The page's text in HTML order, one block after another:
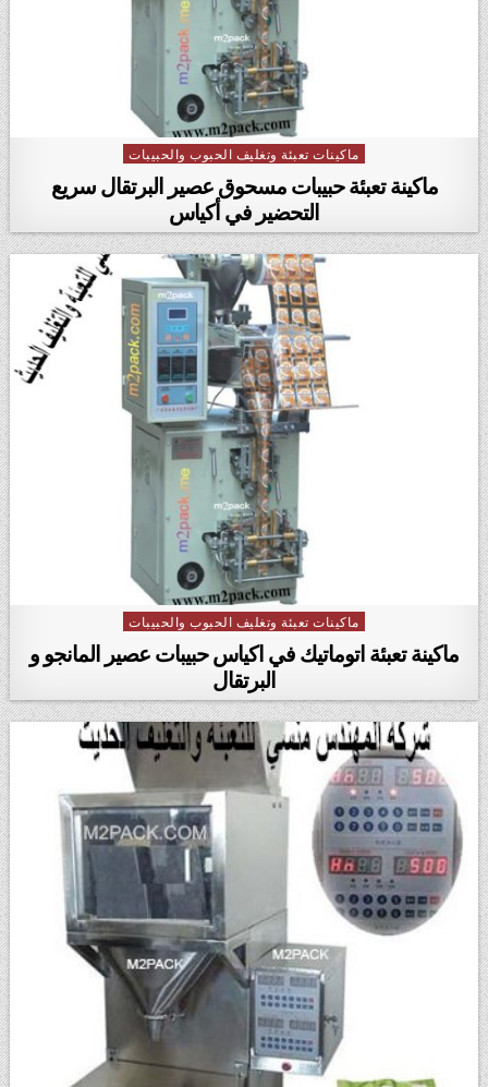
Posted in
ماكينات تعبئة وتغليف الحبوب والحبيبات
ماكينة تعبئة حبيبات مسحوق عصير البرتقال سريع
التحضير في أكياس
Posted in
ماكينات تعبئة وتغليف الحبوب والحبيبات
ماكينة تعبئة اتوماتيك في اكياس حبيبات عصير المانجو و
البرتقال